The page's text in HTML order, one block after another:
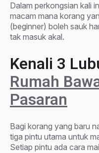
Dalam perkongsian kali
macam mana korang
(beginner) boleh sauk
tak masuk akal.
Kenali 3
Rumah
Pasaran
Bagi korang yang baru
tiga pintu utama untuk
Setiap pintu ada cara